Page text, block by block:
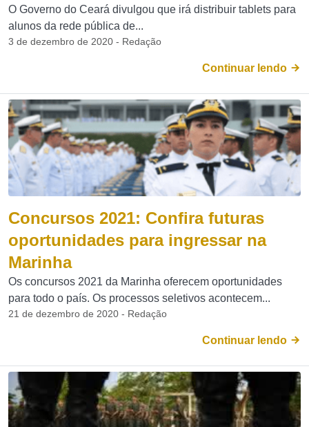
O Governo do Ceará divulgou que irá distribuir tablets para
alunos da rede pública de...
3 de dezembro de 2020 - Redação
Continuar lendo
Concursos 2021: Confira futuras
oportunidades para ingressar na
Marinha
Os concursos 2021 da Marinha oferecem oportunidades
para todo o país. Os processos seletivos acontecem...
21 de dezembro de 2020 - Redação
Continuar lendo